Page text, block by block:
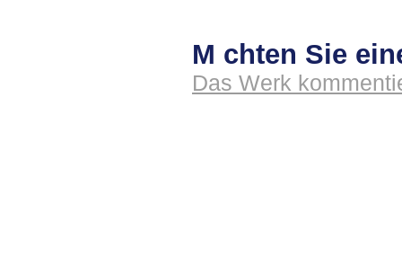
M chten Sie
Das Werk